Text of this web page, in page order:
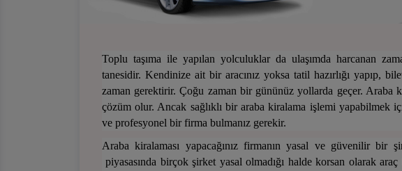
Toplu taşıma ile yapılan yolculuklar da ulaşımda harcanan
tanesidir. Kendinize ait bir aracınız yoksa tatil hazırlığı yapıp,
zaman gerektirir. Çoğu zaman bir gününüz yollarda geçer. Araba
çözüm olur. Ancak sağlıklı bir araba kiralama işlemi yapabilmek
ve profesyonel bir firma bulmanız gerekir.
Araba kiralaması yapacağınız firmanın yasal ve güvenilir bir
piyasasında birçok şirket yasal olmadığı halde korsan olarak